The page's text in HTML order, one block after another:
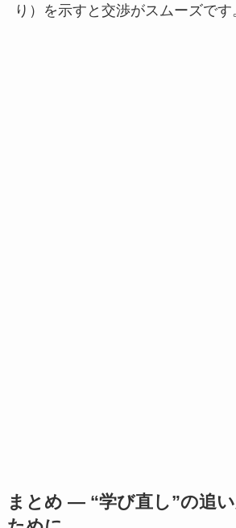
り）を示すと交渉がスムーズです
まとめ ― “学び直し”の追